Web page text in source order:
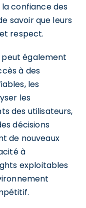
confiance des
savoir que leurs
respect.
peut également
à des
les
les
des utilisateurs,
décisions
de nouveaux
à
exploitables